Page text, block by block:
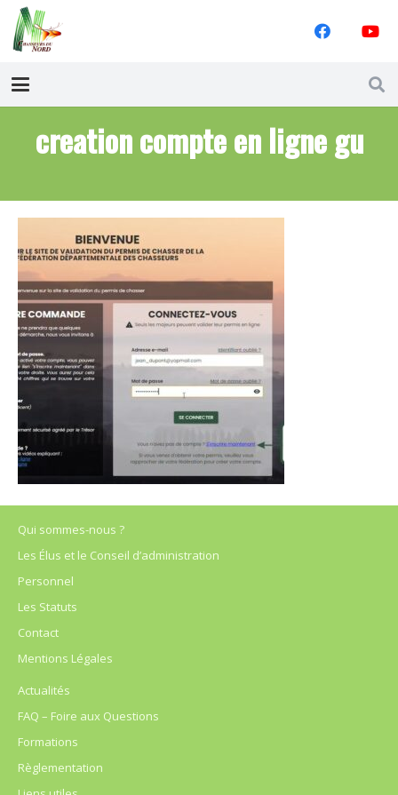
creation compte en ligne gu
Qui sommes-nous ?
Les Élus et le Conseil d’administration
Personnel
Les Statuts
Contact
Mentions Légales
Actualités
FAQ – Foire aux Questions
Formations
Règlementation